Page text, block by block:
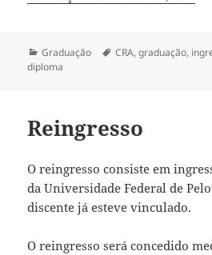
Categorias
Graduação Tags
CRA,graduação,
diploma
Reingresso
O reingresso consiste em
da Universidade Federal de
discente já esteve vinculado.
O reingresso será concedido